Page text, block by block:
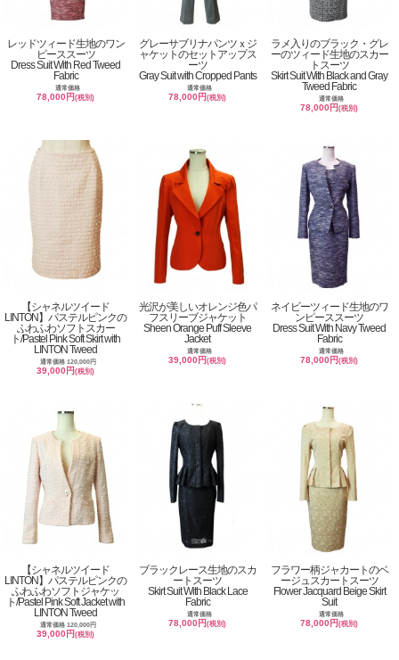
レッドツィード生地のワン
ピーススーツ
Dress Suit With Red Tweed
Fabric
通常価格
78,000円(税別)
グレーサブリナパンツｘジ
ャケットのセットアップス
ーツ
Gray Suit with Cropped Pants
通常価格
78,000円(税別)
ラメ入りのブラック・グレ
ーのツィード生地のスカー
トスーツ
Skirt Suit With Black and Gray
Tweed Fabric
通常価格
78,000円(税別)
【シャネルツイード
LINTON】パステルピンクの
ふわふわソフトスカー
ト/Pastel Pink Soft Skirt with
LINTON Tweed
通常価格 120,000円
39,000円(税別)
光沢が美しいオレンジ色パ
フスリーブジャケット
Sheen Orange Puff Sleeve
Jacket
通常価格
39,000円(税別)
ネイビーツィード生地のワ
ンピーススーツ
Dress Suit With Navy Tweed
Fabric
通常価格
78,000円(税別)
【シャネルツイード
LINTON】パステルピンクの
ふわふわソフトジャケッ
ト/Pastel Pink Soft Jacket with
LINTON Tweed
通常価格 120,000円
39,000円(税別)
ブラックレース生地のスカ
ートスーツ
Skirt Suit With Black Lace
Fabric
通常価格
78,000円(税別)
フラワー柄ジャカートのベ
ージュスカートスーツ
Flower Jacquard Beige Skirt
Suit
通常価格
78,000円(税別)